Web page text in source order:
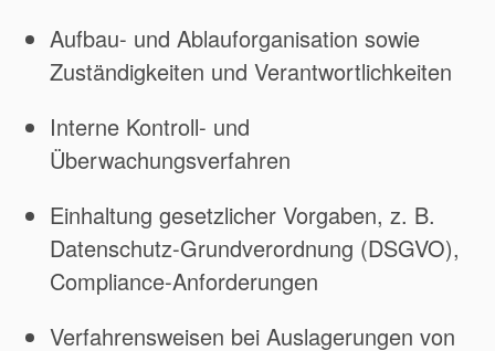
Aufbau- und Ablauforganisation sowie
Zuständigkeiten und Verantwortlichkeiten
Interne Kontroll- und
Überwachungsverfahren
Einhaltung gesetzlicher Vorgaben, z. B.
Datenschutz-Grundverordnung (DSGVO),
Compliance-Anforderungen
Verfahrensweisen bei Auslagerungen von